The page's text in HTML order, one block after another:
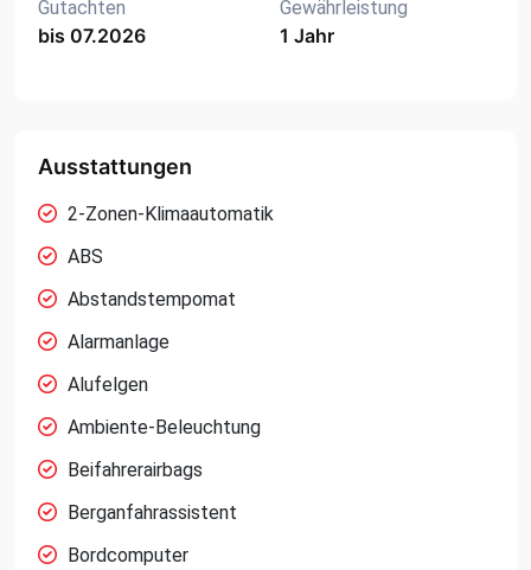
Gutachten
bis 07.2026
Gewährleistung
1 Jahr
Ausstattungen
2-Zonen-Klimaautomatik
ABS
Abstandstempomat
Alarmanlage
Alufelgen
Ambiente-Beleuchtung
Beifahrerairbags
Berganfahrassistent
Bordcomputer